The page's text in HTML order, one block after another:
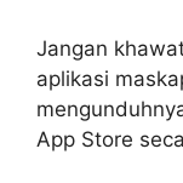
Jangan
aplikasi
App Store